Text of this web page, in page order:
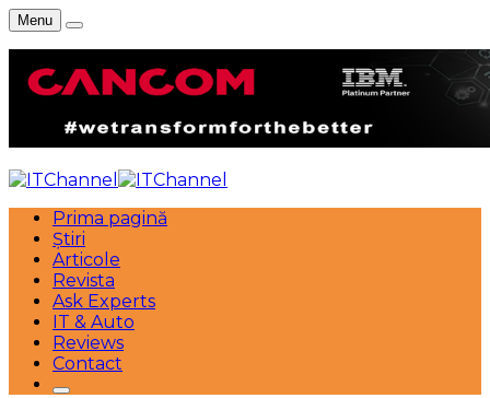
Menu
Prima pagină
Știri
Articole
Revista
Ask Experts
IT & Auto
Reviews
Contact